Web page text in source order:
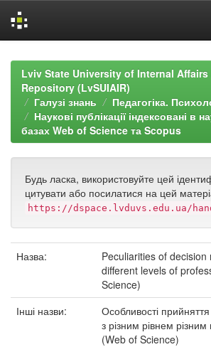
navigationLviv State University of Internal
Repository (LvSUIAIR)
Галузі знань
Педагогіка.
Наукові публікації індексовані в
базах Web of Science та Scopus
Будь ласка, використовуйте цей
цитувати або посилатися на цей
https://dspace.lvduvs.edu.ua/
Назва:
Peculiarities of
different levels of
Science)
Інші назви:
Особливості
з різним рівнем
(Web of Science)